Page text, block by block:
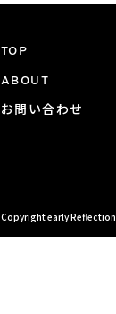
TOP
ABOUT
お問い合わせ
Copyright early Reflection